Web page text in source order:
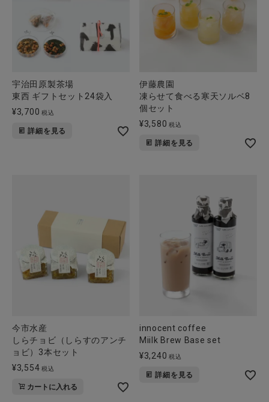
宇治田原製茶場
東西 ギフトセット24袋入
¥3,700 税込
詳細を見る
伊藤農園
凍らせて食べる寒天ソルベ8
個セット
¥3,580 税込
詳細を見る
今市水産
しらチョビ（しらすのアンチ
ョビ）3本セット
¥3,554 税込
カートに入れる
innocent coffee
Miilk Brew Base set
¥3,240 税込
詳細を見る